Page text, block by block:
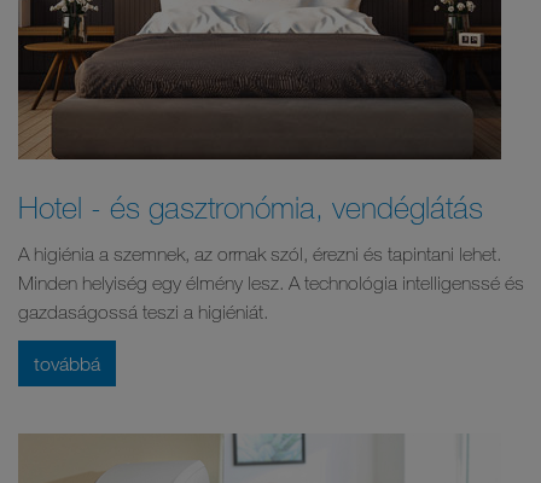
Hotel - és gasztronómia, vendéglátás
A higiénia a szemnek, az orrnak szól, érezni és tapintani lehet.
Minden helyiség egy élmény lesz. A technológia intelligenssé és
gazdaságossá teszi a higiéniát.
továbbá